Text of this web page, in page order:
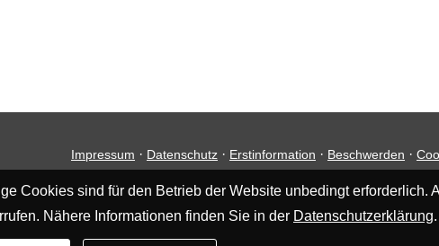
Impressum · Datenschutz · Erstinformation · Beschwerden ·
Cookies sind für den Betrieb der Website unbedingt
Nähere Informationen finden Sie in der Datenschutzerklärung.